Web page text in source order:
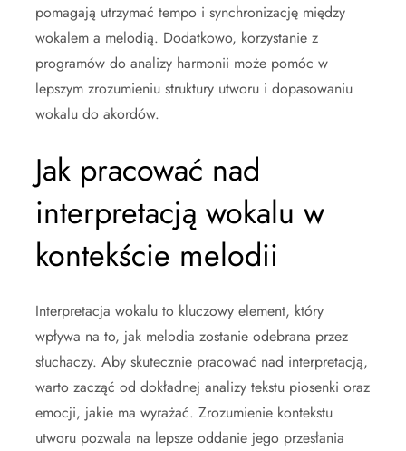
pomagają utrzymać tempo i synchronizację między
wokalem a melodią. Dodatkowo, korzystanie z
programów do analizy harmonii może pomóc w
lepszym zrozumieniu struktury utworu i dopasowaniu
wokalu do akordów.
Jak pracować nad
interpretacją wokalu w
kontekście melodii
Interpretacja wokalu to kluczowy element, który
wpływa na to, jak melodia zostanie odebrana przez
słuchaczy. Aby skutecznie pracować nad interpretacją,
warto zacząć od dokładnej analizy tekstu piosenki oraz
emocji, jakie ma wyrażać. Zrozumienie kontekstu
utworu pozwala na lepsze oddanie jego przesłania